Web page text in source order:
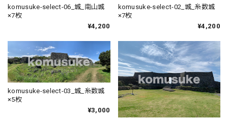
komusuke-select-06_城_南山城
×7枚
¥4,200
komusuke-select-02_城_糸数城
×7枚
¥4,200
komusuke-select-03_城_糸数城
×5枚
¥3,000